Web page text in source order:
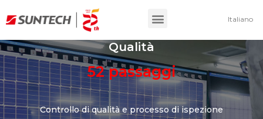
Italiano
Qualità
52 passaggi
Controllo di qualità e processo di ispezione